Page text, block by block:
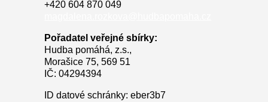
+420 604 870 049
Pořadatel veřejné sbírky:
Hudba pomáhá, z.s.,
Morašice 75, 569 51
IČ: 04294394
ID datové schránky: eber3b7